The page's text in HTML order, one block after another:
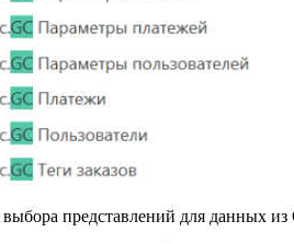
представлений для данных из